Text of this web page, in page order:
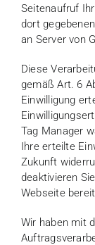
Seitenaufruf
dort
an Server von
Diese
gemäß Art. 6
Einwilligung
Tag Manager
Ihre erteilte
Zukunft
deaktivieren
Webseite
Wir haben mit